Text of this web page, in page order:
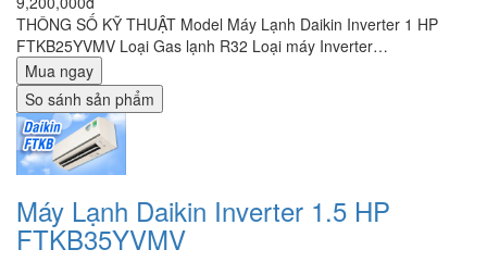
THÔNG SỐ KỸ THUẬT Model Máy Lạnh Daikin Inverter 1 HP
FTKB25YVMV Loại Gas lạnh R32 Loại máy Inverter…
Mua ngay
So sánh sản phẩm
Máy Lạnh Daikin Inverter 1.5 HP
FTKB35YVMV